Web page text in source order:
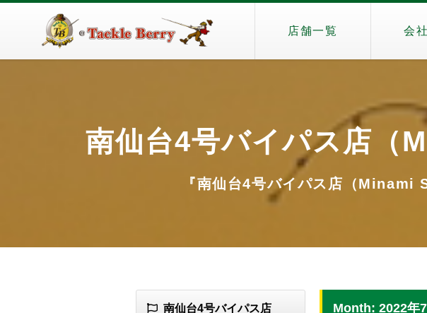
店舗一覧 会
南仙台4号バイパス店（
『南仙台4号バイパス店（
Month: 2022年7
南仙台4号バイパス店